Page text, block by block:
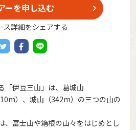
ーを申し込む
ス詳細をシェアする
「伊豆三山」は、葛城山
）、城山（342m）の三つの山の
、富士山や箱根の山々をはじめとし